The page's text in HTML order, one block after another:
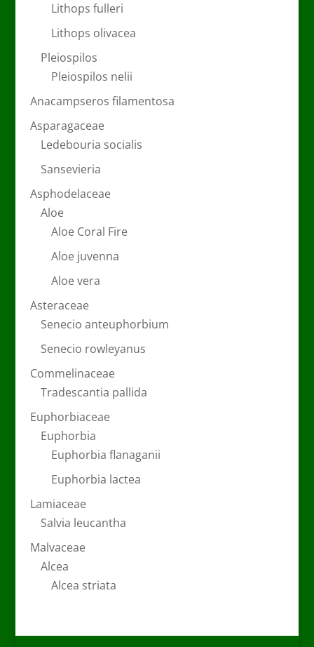
Lithops fulleri
Lithops olivacea
Pleiospilos
Pleiospilos nelii
Anacampseros filamentosa
Asparagaceae
Ledebouria socialis
Sansevieria
Asphodelaceae
Aloe
Aloe Coral Fire
Aloe juvenna
Aloe vera
Asteraceae
Senecio anteuphorbium
Senecio rowleyanus
Commelinaceae
Tradescantia pallida
Euphorbiaceae
Euphorbia
Euphorbia flanaganii
Euphorbia lactea
Lamiaceae
Salvia leucantha
Malvaceae
Alcea
Alcea striata